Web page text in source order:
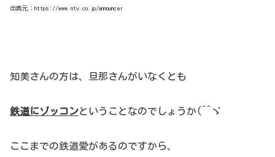
出典元：https://www.ntv.co.jp/announcer
知美さんの方は、旦那さんがいなくとも
鉄道にゾッコンということなのでしょうか(^^ゞ
ここまでの鉄道愛があるのですから、